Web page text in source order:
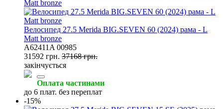
Велосипед 27.5 Merida BIG.SEVEN 60 (2024) рама - L
Matt bronze
A62411A 00985
31592 грн. 37168 грн.
закінчується
Оплата частинами
до 6 плат. без переплат
-15%